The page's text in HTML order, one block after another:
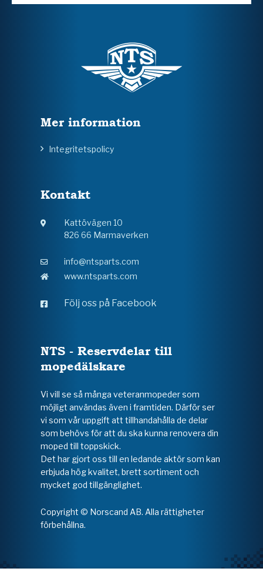
Mer information
Integritetspolicy
Kontakt
Kattövägen 10
826 66 Marmaverken
info@ntsparts.com
www.ntsparts.com
Följ oss på Facebook
NTS - Reservdelar till
mopedälskare
Vi vill se så många veteranmopeder som
möjligt användas även i framtiden. Därför ser
vi som vår uppgift att tillhandahålla de delar
som behövs för att du ska kunna renovera din
moped till toppskick.
Det har gjort oss till en ledande aktör som kan
erbjuda hög kvalitet, brett sortiment och
mycket god tillgänglighet.
Copyright © Norscand AB. Alla rättigheter
förbehållna.